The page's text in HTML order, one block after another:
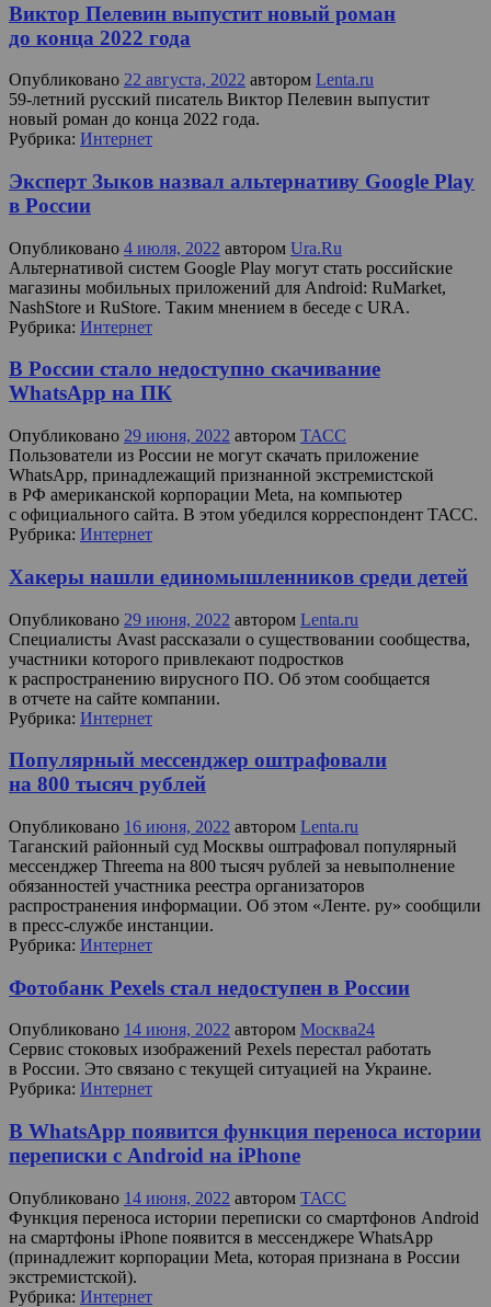
Виктор Пелевин выпустит новый роман
до конца 2022 года
Опубликовано 22 августа, 2022 автором Lenta.ru
59-летний русский писатель Виктор Пелевин выпустит
новый роман до конца 2022 года.
Рубрика: Интернет
Эксперт Зыков назвал альтернативу Google Play
в России
Опубликовано 4 июля, 2022 автором Ura.Ru
Альтернативой систем Google Play могут стать российские
магазины мобильных приложений для Android: RuMarket,
NashStore и RuStore. Таким мнением в беседе с URA.
Рубрика: Интернет
В России стало недоступно скачивание
WhatsApp на ПК
Опубликовано 29 июня, 2022 автором ТАСС
Пользователи из России не могут скачать приложение
WhatsApp, принадлежащий признанной экстремистской
в РФ американской корпорации Meta, на компьютер
с официального сайта. В этом убедился корреспондент ТАСС.
Рубрика: Интернет
Хакеры нашли единомышленников среди детей
Опубликовано 29 июня, 2022 автором Lenta.ru
Специалисты Avast рассказали о существовании сообщества,
участники которого привлекают подростков
к распространению вирусного ПО. Об этом сообщается
в отчете на сайте компании.
Рубрика: Интернет
Популярный мессенджер оштрафовали
на 800 тысяч рублей
Опубликовано 16 июня, 2022 автором Lenta.ru
Таганский районный суд Москвы оштрафовал популярный
мессенджер Threema на 800 тысяч рублей за невыполнение
обязанностей участника реестра организаторов
распространения информации. Об этом «Ленте. ру» сообщили
в пресс-службе инстанции.
Рубрика: Интернет
Фотобанк Pexels стал недоступен в России
Опубликовано 14 июня, 2022 автором Москва24
Сервис стоковых изображений Pexels перестал работать
в России. Это связано с текущей ситуацией на Украине.
Рубрика: Интернет
В WhatsApp появится функция переноса истории
переписки с Android на iPhone
Опубликовано 14 июня, 2022 автором ТАСС
Функция переноса истории переписки со смартфонов Android
на смартфоны iPhone появится в мессенджере WhatsApp
(принадлежит корпорации Meta, которая признана в России
экстремистской).
Рубрика: Интернет